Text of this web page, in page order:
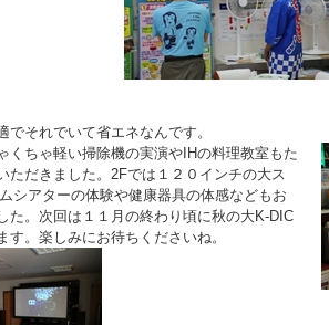
でそれでいて省エネなんです。
くちゃ軽い掃除機の実演やIHの料理教室もた
ただきました。2Fでは１２０インチの大ス
シアターの体験や健康器具の体感などもお
た。次回は１１月の終わり頃に秋の大K-DIC
す。楽しみにお待ちくださいね。